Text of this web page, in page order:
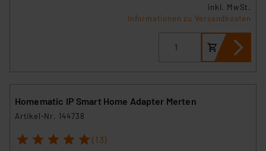
inkl. MwSt.
Informationen zu Versandkosten
Homematic IP Smart Home Adapter Merten
Artikel-Nr. 144738
1 2 3 4 5 (13)